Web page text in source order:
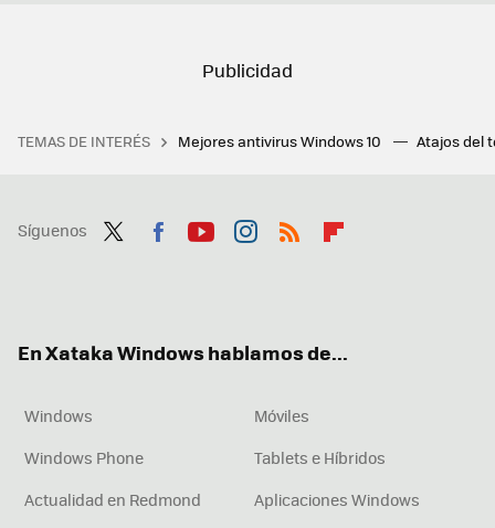
TEMAS DE INTERÉS Mejores antivirus Windows 10 Atajos del
Síguenos
En Xataka Windows hablamos de...
Windows
Móviles
Windows Phone
Tablets e Híbridos
Actualidad en Redmond
Aplicaciones Windows